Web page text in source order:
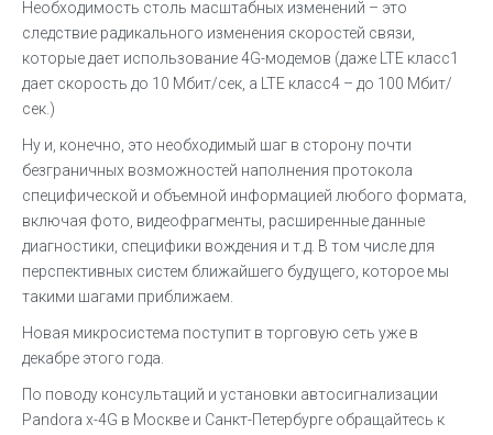
Необходимость столь масштабных изменений – это
следствие радикального изменения скоростей связи,
которые дает использование 4G-модемов (даже LTE класс1
дает скорость до 10 Мбит/сек, а LTE класс4 – до 100 Мбит/
сек.)
Ну и, конечно, это необходимый шаг в сторону почти
безграничных возможностей наполнения протокола
специфической и объемной информацией любого формата,
включая фото, видеофрагменты, расширенные данные
диагностики, специфики вождения и т.д. В том числе для
перспективных систем ближайшего будущего, которое мы
такими шагами приближаем.
Новая микросистема поступит в торговую сеть уже в
декабре этого года.
По поводу консультаций и установки автосигнализации
Pandora x-4G в Москве и Санкт-Петербурге обращайтесь к